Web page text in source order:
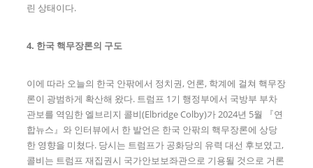
린 상태이다.
4. 한국 핵무장론의 구도
이에 따라 오늘의 한국 안팎에서 정치권, 언론, 학계에 걸쳐 핵무장
론이 광범하게 확산해 왔다. 트럼프 1기 행정부에서 국방부 부차
관보를 역임한 엘브리지 콜비(Elbridge Colby)가 2024년 5월 『연
합뉴스』와 인터뷰에서 한 발언은 한국 안팎의 핵무장론에 상당
한 영향을 미쳤다. 당시는 트럼프가 공화당의 유력 대선 후보였고,
콜비는 트럼프 재집권시 국가안보보좌관으로 기용될 것으로 거론